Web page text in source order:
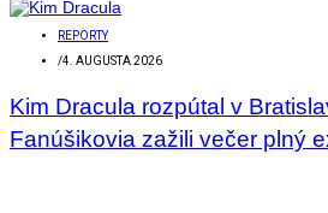
REPORTY
/4. AUGUSTA 2026
Kim Dracula rozpútal v
Fanúšikovia zažili večer plný